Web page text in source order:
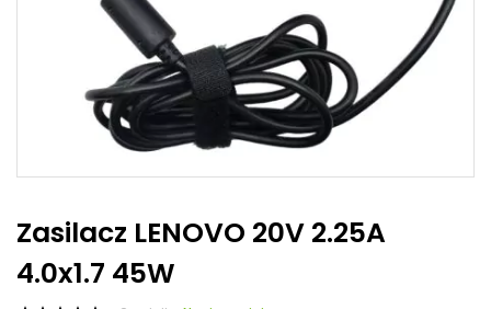
Zasilacz LENOVO 20V 2.25A
4.0x1.7 45W